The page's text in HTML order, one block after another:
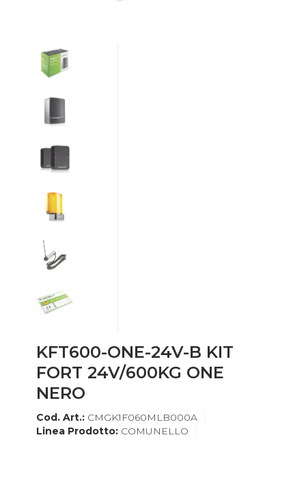
KFT600-ONE-24V-B KIT
FORT 24V/600KG ONE
NERO
Cod. Art.: CMGK1F060MLB000A
Linea Prodotto: COMUNELLO